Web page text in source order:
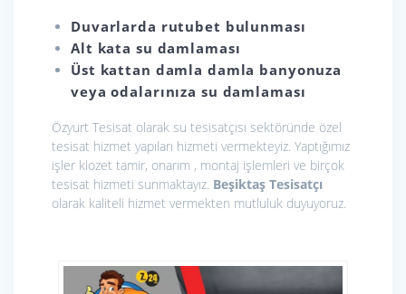
Duvarlarda rutubet bulunması
Alt kata su damlaması
Üst kattan damla damla banyonuza
veya odalarınıza su damlaması
Özyurt Tesisat olarak su tesisatçısı sektöründe özel
tesisat hizmet yapıları hizmeti vermekteyiz. Yaptığımız
işler klozet tamir, onarım , montaj işlemleri ve birçok
tesisat hizmeti sunmaktayız. Beşiktaş Tesisatçı
olarak kaliteli hizmet vermekten mutluluk duyuyoruz.